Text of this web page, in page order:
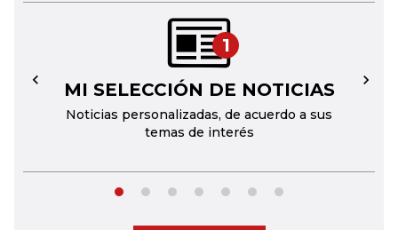
1
MI SELECCIÓN DE NOTICIAS
Noticias personalizadas, de acuerdo a sus
temas de interés
← →